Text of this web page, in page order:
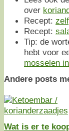
over
Recept:
Recept:
Tip: de
hebt voor
mosselen
Andere posts
Wat is er te